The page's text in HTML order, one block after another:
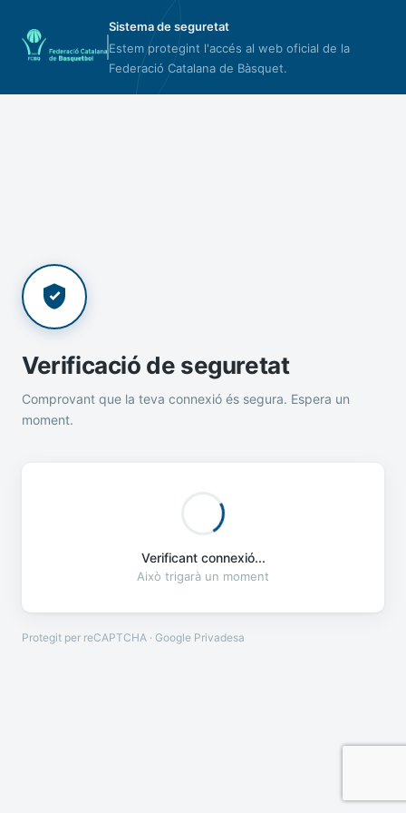
Sistema de seguretat
Estem protegint l'accés al web oficial de la
Federació Catalana de Bàsquet.
Verificació de seguretat
Comprovant que la teva connexió és segura. Espera un
moment.
Verificant connexió...
Això trigarà un moment
Protegit per reCAPTCHA · Google Privadesa